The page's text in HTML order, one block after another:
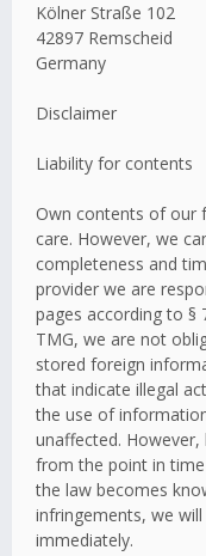
Kölner Straße 102
42897 Remscheid
Germany
Disclaimer
Liability for contents
Own contents of our
care. However, we
completeness and
provider we are
pages according to §
TMG, we are not
stored foreign
that indicate illegal
the use of
unaffected. However,
from the point in
the law becomes
infringements, we
immediately.